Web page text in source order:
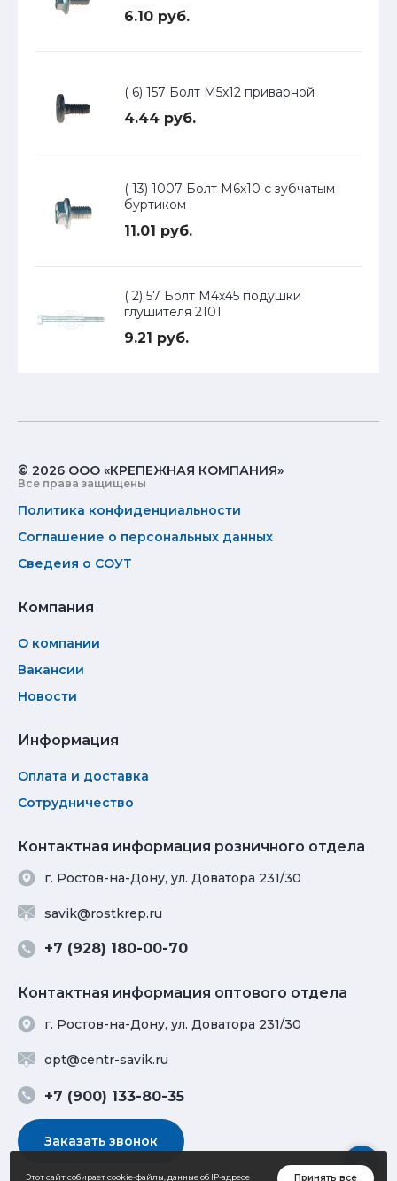
6.10 руб.
( 6) 157 Болт М5х12 приварной
4.44 руб.
( 13) 1007 Болт М6х10 с зубчатым
буртиком
11.01 руб.
( 2) 57 Болт М4х45 подушки
глушителя 2101
9.21 руб.
© 2026 ООО «КРЕПЕЖНАЯ КОМПАНИЯ»
Все права защищены
Политика конфиденциальности
Соглашение о персональных данных
Сведеия о СОУТ
Компания
О компании
Вакансии
Новости
Информация
Оплата и доставка
Сотрудничество
Контактная информация розничного отдела
г. Ростов-на-Дону, ул. Доватора 231/30
savik@rostkrep.ru
+7 (928) 180-00-70
Контактная информация оптового отдела
г. Ростов-на-Дону, ул. Доватора 231/30
opt@centr-savik.ru
+7 (900) 133-80-35
Заказать звонок
Этот сайт собирает cookie-файлы, данные об IP-адресе Принять все